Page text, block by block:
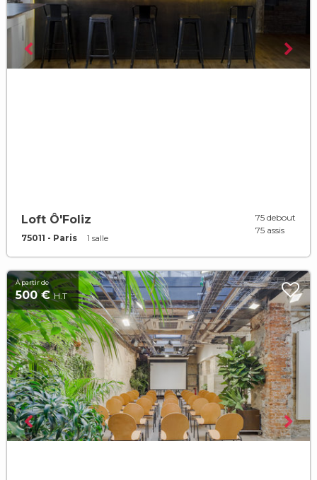
Loft Ô'Foliz
75011 - Paris 1 salle
75 debout
75 assis
À partir de
500 €H.T